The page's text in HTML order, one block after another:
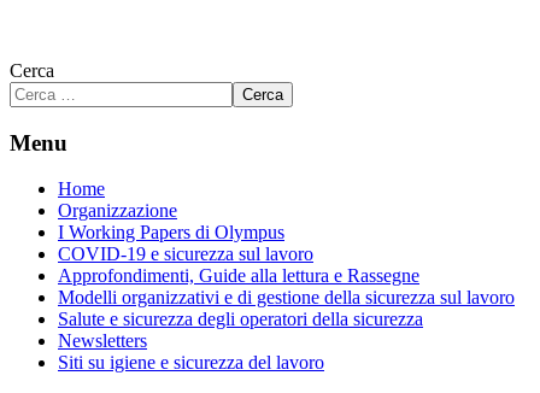
Cerca
Cerca
Menu
Home
Organizzazione
I Working Papers di Olympus
COVID-19 e sicurezza sul lavoro
Approfondimenti, Guide alla lettura e Rassegne
Modelli organizzativi e di gestione della sicurezza sul lavoro
Salute e sicurezza degli operatori della sicurezza
Newsletters
Siti su igiene e sicurezza del lavoro